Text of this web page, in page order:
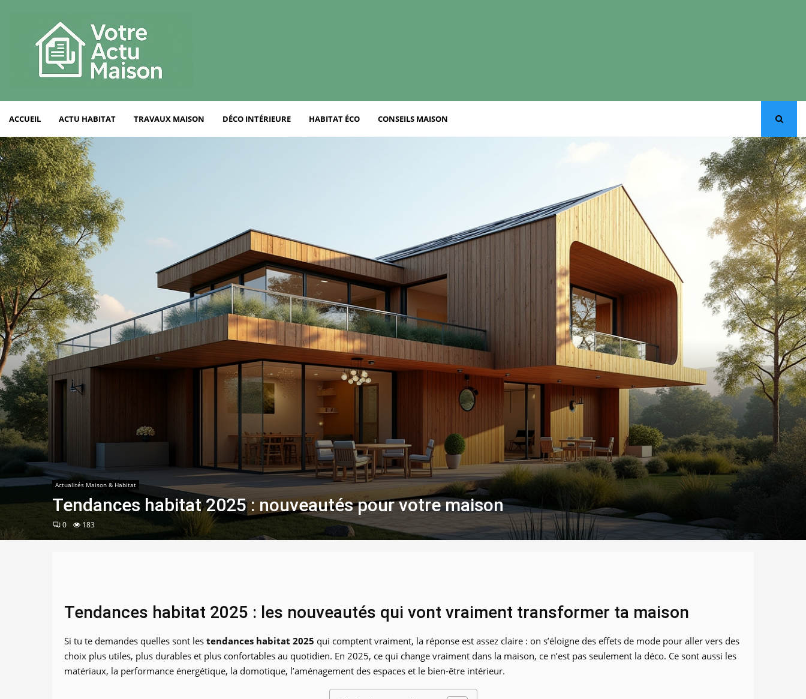
ACCUEIL ACTU HABITAT TRAVAUX MAISON DÉCO INTÉRIEURE HABITAT ÉCO CONSEILS MAISON
Actualités Maison & Habitat
Tendances habitat 2025 : nouveautés pour votre maison
0 183
Tendances habitat 2025 : les nouveautés qui vont vraiment transformer ta maison
Si tu te demandes quelles sont les tendances habitat 2025 qui comptent vraiment, la réponse est assez claire : on s’éloigne des effets de mode pour aller vers des
choix plus utiles, plus durables et plus confortables au quotidien. En 2025, ce qui change vraiment dans la maison, ce n’est pas seulement la déco. Ce sont aussi les
matériaux, la performance énergétique, la domotique, l’aménagement des espaces et le bien-être intérieur.